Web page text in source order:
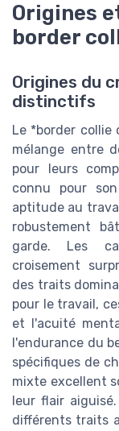
Origines
border
Origines du
distinctifs
Le *border collie
mélange entre
pour leurs
connu pour
aptitude au
robustement
garde. Les
croisement
des traits
pour le travail,
et l'acuité
l'endurance du
spécifiques de
mixte excellent
leur flair
différents traits